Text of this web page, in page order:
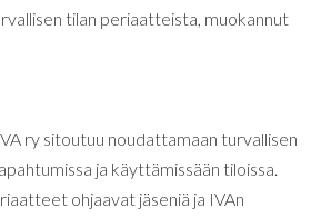
tilan periaatteista, muokannut
ry sitoutuu noudattamaan turvallisen
ja käyttämissään tiloissa.
ohjaavat jäseniä ja IVAn